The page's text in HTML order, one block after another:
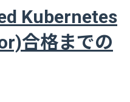
Kubernetes
合格までの